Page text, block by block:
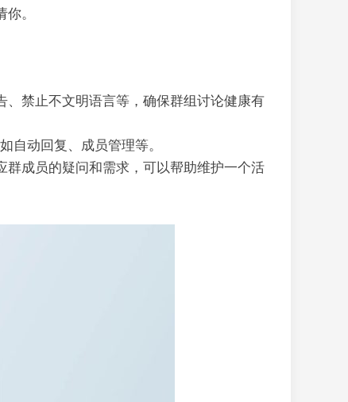
。
、禁止不文明语言等，确保群组讨论健康有
自动回复、成员管理等。
群成员的疑问和需求，可以帮助维护一个活